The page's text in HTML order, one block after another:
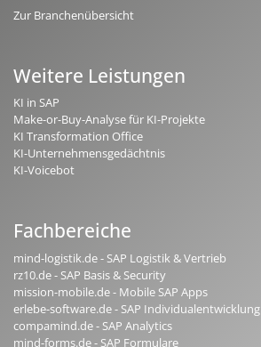
Zur Branchenübersicht
Weitere Leistungen
KI in SAP
Make-or-Buy-Analyse für KI-Projekte
KI Transformation Office
KI-Unternehmensgedächtnis
KI-Voicebot
Fachbereiche
mind-logistik.de - SAP Logistik & Vertrieb
rz10.de - SAP Basis & Security
mission-mobile.de - Mobile SAP Apps
erlebe-software.de - SAP Individualentwicklung
compamind.de - SAP Analytics
mind-forms.de - SAP Formulare